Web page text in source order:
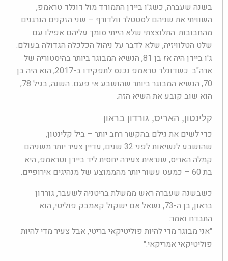
בשנה שעברה, כשג'ו ביידן התמודד מול דונלד טראמפ,
השוויתי את שניהם לסטטלר וולדורף – שני הזקנים הנרגנים
מהחבובות. התלוצצתי שלא הייתי סומך עליהם אפילו עם
שלט הטלוויזיה, שלא לדבר על ניהול הכלכלה הגדולה בעולם.
ג'ו ביידן היה אז בן 81, הנשיא המבוגר ביותר בהיסטוריה של
ארה"ב. כשדונלד טראמפ נכנס לתפקידו ב-2017, הוא היה בן
70, הנשיא המבוגר ביותר שהושבע אי פעם. השנה, בגיל 78,
הוא שוב קובע את השיא הזה.
קלינטון, האריס, גורדון בראון
כדי לשים את גילם בהקשר רחב יותר – ביל קלינטון,
שהושבע לנשיאות לפני 32 שנים, עדיין צעיר יותר משניהם.
קמלה האריס, שנראית צעירה יחסית ליד ביידן וטראמפ, היא
בת 60 – כמעט עשור יותר מהממוצע של מנהיגים אירופיים.
כשבשנה שעברה ראש ממשלת בריטניה לשעבר, גורדון
בראון, בן ה-73, נשאל אם ישקול קאמבק פוליטי, הוא
התבדח ואמר:
"אני מבוגר מדי להיות פוליטיקאי בריטי, אבל צעיר מדי להיות
פוליטיקאי אמריקאי."